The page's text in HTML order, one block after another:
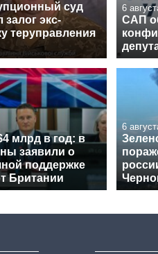
суд
экс-
теруправления
6
САП
млрд в год: в
заявили о
поддержке
Британии
6